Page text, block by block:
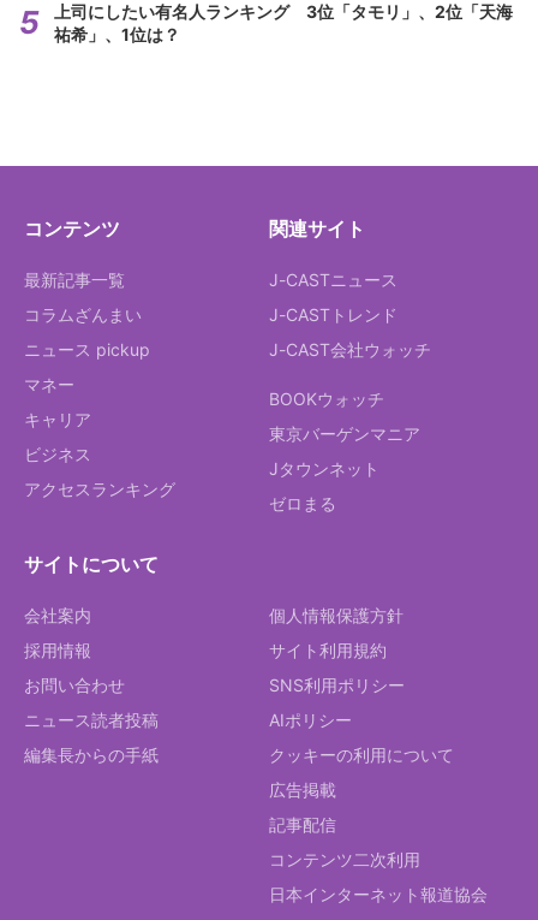
上司にしたい有名人ランキング 3位「タモリ」、2位「天海
祐希」、1位は？
コンテンツ
最新記事一覧
コラムざんまい
ニュース pickup
マネー
キャリア
ビジネス
アクセスランキング
関連サイト
J-CASTニュース
J-CASTトレンド
J-CAST会社ウォッチ
BOOKウォッチ
東京バーゲンマニア
Jタウンネット
ゼロまる
サイトについて
会社案内
採用情報
お問い合わせ
ニュース読者投稿
編集長からの手紙
個人情報保護方針
サイト利用規約
SNS利用ポリシー
AIポリシー
クッキーの利用について
広告掲載
記事配信
コンテンツ二次利用
日本インターネット報道協会